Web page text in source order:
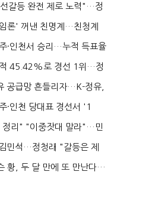
갈등 완전 제로 노력"…정
세 사...
론' 꺼낸 친명계…친청계
때리기...
·인천서 승리…누적 득표율
합)...
45.42%로 경선 1위…정
0.86%p(...
공급망 흔들리자…K-정유,
핵심...
·인천 당대표 경선서 '1
정리" "이중잣대 말라"…민
계파 다...
민석…정청래 "갈등은 제
황, 두 달 만에 또 만난다…